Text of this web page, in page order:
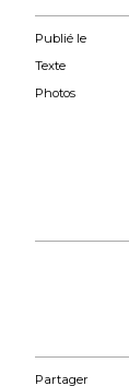
Publié le
Texte
Photos
Partager